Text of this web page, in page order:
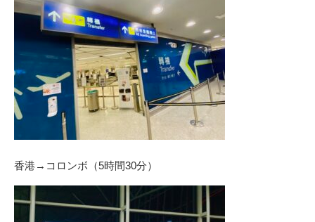
香港→コロンボ（5時間30分）